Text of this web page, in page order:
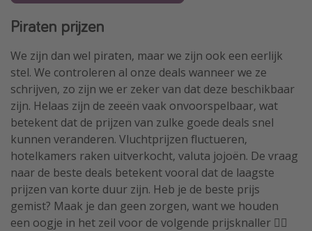
Piraten prijzen
We zijn dan wel piraten, maar we zijn ook een eerlijk
stel. We controleren al onze deals wanneer we ze
schrijven, zo zijn we er zeker van dat deze beschikbaar
zijn. Helaas zijn de zeeën vaak onvoorspelbaar, wat
betekent dat de prijzen van zulke goede deals snel
kunnen veranderen. Vluchtprijzen fluctueren,
hotelkamers raken uitverkocht, valuta jojoën. De vraag
naar de beste deals betekent vooral dat de laagste
prijzen van korte duur zijn. Heb je de beste prijs
gemist? Maak je dan geen zorgen, want we houden
een oogje in het zeil voor de volgende prijsknaller 🏴‍☠️